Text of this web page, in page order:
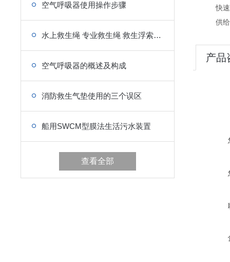
空气呼吸器使用操作步骤
水上救生绳 专业救生绳 救生浮索相关参数信息
空气呼吸器的概述及构成
消防救生气垫使用的三个误区
船用SWCM型膜法生活污水装置
查看全部
快速接
供给阀
产品